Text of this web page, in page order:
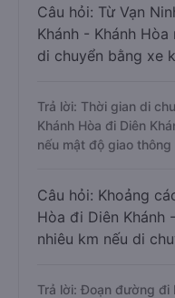
Câu hỏi: Từ Vạn
Khánh - Khánh
di chuyển bằng xe
Trả lời: Thời gian di
Khánh Hòa đi Diên
nếu mật độ giao thông
Câu hỏi: Khoảng
Hòa đi Diên Khánh
nhiêu km nếu di
Trả lời: Đoạn đường đi